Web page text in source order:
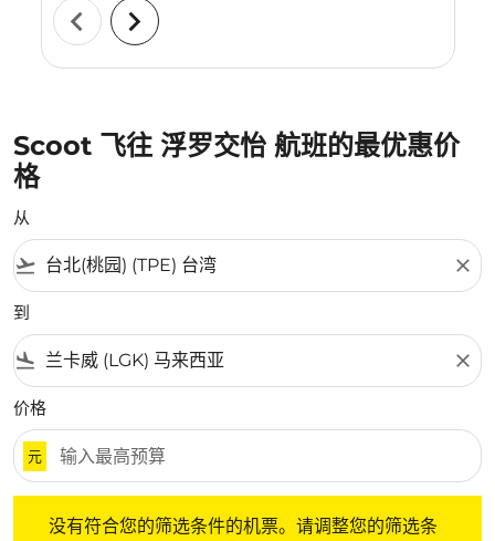
chevron_left chevron_right
Scoot 飞往 浮罗交怡 航班的最优惠价
格
从
flight_takeoff close
到
flight_land close
价格
元
没有符合您的筛选条件的机票。请调整您的筛选条